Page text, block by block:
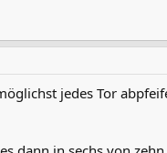
jedes Tor